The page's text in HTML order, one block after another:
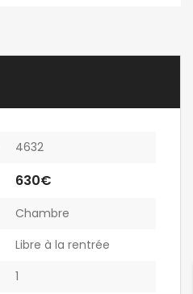
4632
630€
Chambre
Libre à la rentrée
1